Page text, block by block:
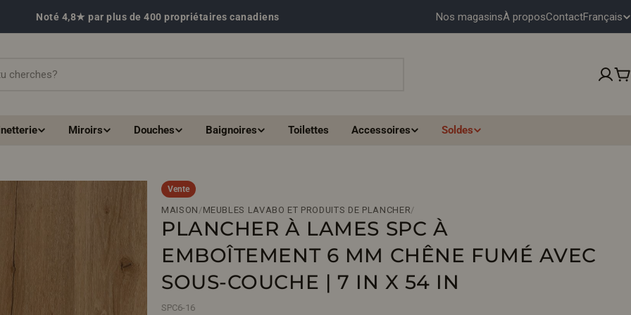
Noté 4,8★ par plus de 400 propriétaires canadiens Nos magasinsÀ proposContactL
N
Français
Miroirs Douches Baignoires Toilettes Accessoires Soldes
Vente
MAISON /MEUBLES LAVABO ET PRODUITS DE PLANCHER/
PLANCHER À LAMES SPC À
EMBOÎTEMENT 6 MM CHÊNE FUMÉ AVEC
SOUS-COUCHE | 7 IN X 54 IN
SPC6-16